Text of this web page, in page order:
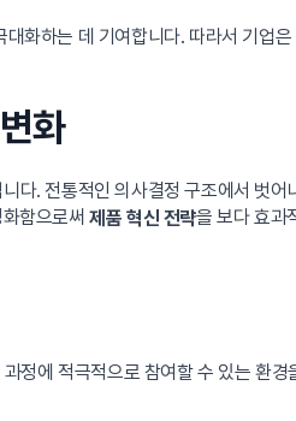
화하는 데 기여합니다. 따라서 기업
화
다. 전통적인 의사결정 구조에서 벗
화함으로써제품 혁신 전략을 보다 효과
정에 적극적으로 참여할 수 있는 환